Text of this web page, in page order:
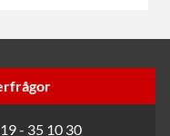
- 35 10 30